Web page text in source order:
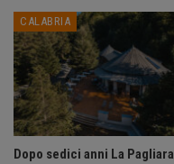
CALABRIA
Dopo sedici anni La Pagliara